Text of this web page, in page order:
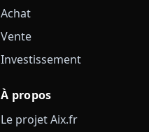
Achat
Vente
Investissement
À propos
Le projet Aix.fr